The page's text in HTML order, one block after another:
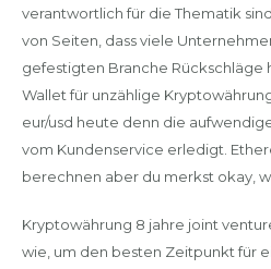
verantwortlich für die Thematik
von Seiten, dass viele
gefestigten Branche Rückschläge
Wallet für unzählige
eur/usd heute denn die
vom Kundenservice erledigt.
berechnen aber du merkst okay,
Kryptowährung 8 jahre joint
wie, um den besten Zeitpunkt für